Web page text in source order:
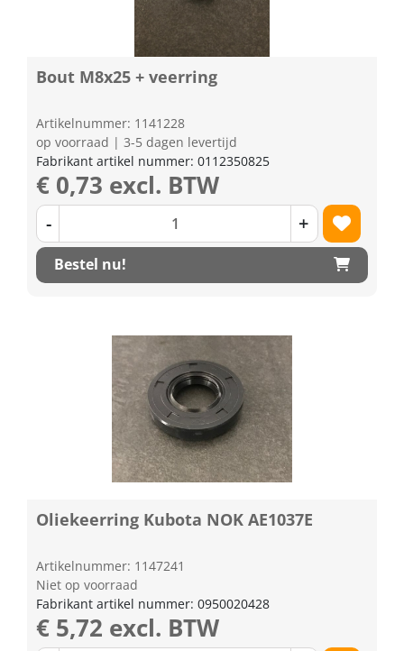
Bout M8x25 + veerring
Artikelnummer: 1141228
op voorraad | 3-5 dagen levertijd
Fabrikant artikel nummer: 0112350825
€ 0,73 excl. BTW
- +
Bestel nu!
Oliekeerring Kubota NOK AE1037E
Artikelnummer: 1147241
Niet op voorraad
Fabrikant artikel nummer: 0950020428
€ 5,72 excl. BTW